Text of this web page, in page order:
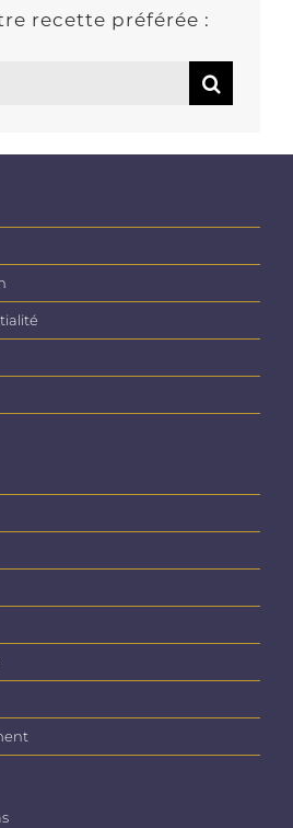
recette préférée :